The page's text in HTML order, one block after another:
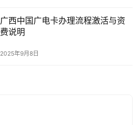
广西中国广电卡办理流程激活与资
费说明
2025年9月8日